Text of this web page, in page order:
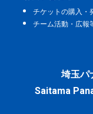
チケットの購入・
チーム活動・広報
埼玉パ
Saitama